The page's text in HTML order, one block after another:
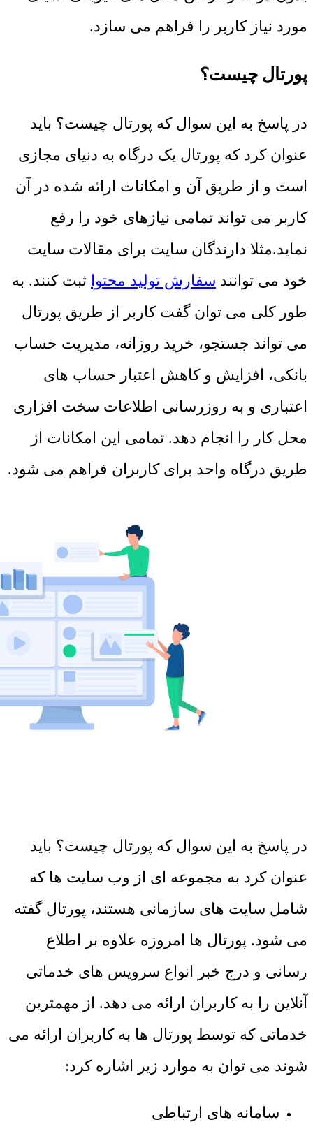
مورد نیاز کاربر را فراهم می سازد.
پورتال چیست؟
در پاسخ به این سوال که پورتال چیست؟ باید
عنوان کرد که پورتال یک درگاه به دنیای مجازی
است و از طریق آن و امکانات ارائه شده در آن
کاربر می تواند تمامی نیازهای خود را رفع
نماید.مثلا دارندگان سایت برای مقالات سایت
خود می توانند سفارش تولید محتوا ثبت کنند. به
طور کلی می توان گفت کاربر از طریق پورتال
می تواند جستجو، خرید روزانه، مدیریت حساب
بانکی، افزایش و کاهش اعتبار حساب های
اعتباری و به روزرسانی اطلاعات سخت افزاری
محل کار را انجام دهد. تمامی این امکانات از
طریق درگاه واحد برای کاربران فراهم می شود.
در پاسخ به این سوال که پورتال چیست؟ باید
عنوان کرد به مجموعه ای از وب سایت ها که
شامل سایت های سازمانی هستند، پورتال گفته
می شود. پورتال ها امروزه علاوه بر اطلاع
رسانی و درج خبر انواع سرویس های خدماتی
آنلاین را به کاربران ارائه می دهد. از مهمترین
خدماتی که توسط پورتال ها به کاربران ارائه می
شوند می توان به موارد زیر اشاره کرد:
سامانه های ارتباطی